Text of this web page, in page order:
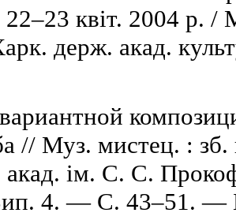
22–23 квіт. 2004 р. /
держ. акад.
// Муз. мистец. : зб.
ім. С. С.
4. — С. 43–51. —